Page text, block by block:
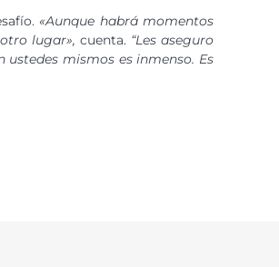
«Aunque habrá momentos
lugar», cuenta. “Les aseguro
mismos es inmenso. Es